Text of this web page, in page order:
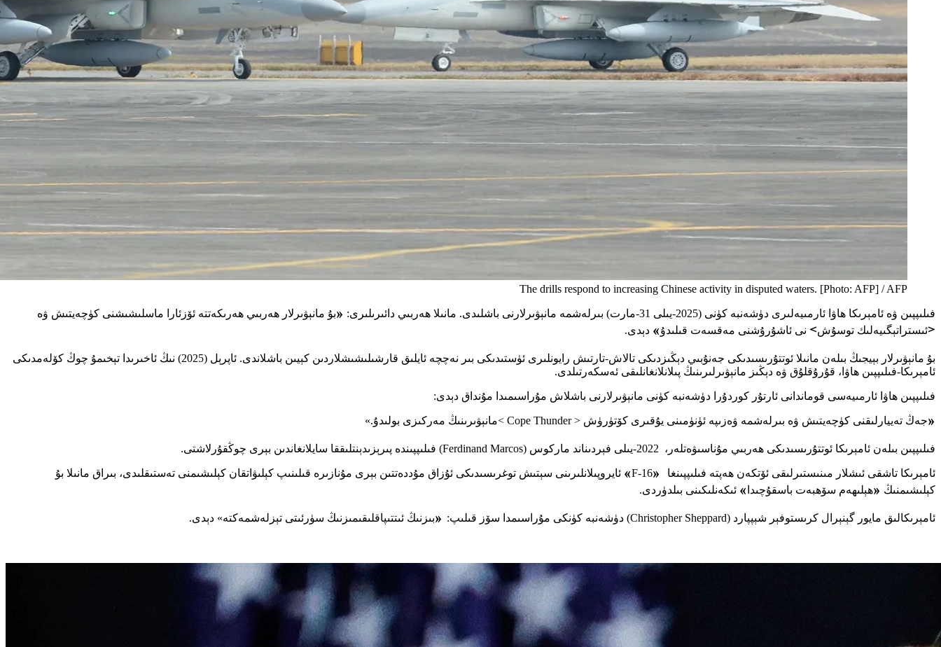
The drills respond to increasing Chinese activity in disputed waters. [Photo: AFP] / AFP
فىلىپپىن ۋە ئامېرىكا ھاۋا ئارمىيەلىرى دۈشەنبە كۈنى (2025-يىلى 31-مارت) بىرلەشمە مانېۋىرلارنى باشلىدى. مانىلا ھەربىي دائىرىلىرى: «بۇ مانېۋىرلار ھەربىي ھەرىكەتتە ئۆزئارا ماسلىشىشنى كۈچەيتىش ۋە
<ئىستراتېگىيەلىك توسۇش> نى ئاشۇرۇشنى مەقسەت قىلىدۇ» دېدى.
بۇ مانېۋىرلار بېيجىڭ بىلەن مانىلا ئوتتۇرىسىدىكى جەنۇبىي دېڭىزدىكى تالاش-تارتىش رايونلىرى ئۈستىدىكى بىر نەچچە ئايلىق قارشىلىشىشلاردىن كېيىن باشلاندى. ئاپرېل (2025) نىڭ ئاخىرىدا تېخىمۇ چوڭ كۆلەمدىكى
ئامېرىكا-فىلىپپىن ھاۋا، قۇرۇقلۇق ۋە دېڭىز مانېۋىرلىرىنىڭ پىلانلانغانلىقى ئەسكەرتىلدى.
فىلىپپىن ھاۋا ئارمىيەسى قوماندانى ئارتۇر كوردۇرا دۈشەنبە كۈنى مانېۋىرلارنى باشلاش مۇراسىمىدا مۇنداق دېدى:
«جەڭ تەييارلىقنى كۈچەيتىش ۋە بىرلەشمە ۋەزىپە ئۈنۈمىنى يۇقىرى كۆتۈرۈش < Cope Thunder >مانېۋىرىنىڭ مەركىزى بولىدۇ.»
فىلىپپىن بىلەن ئامېرىكا ئوتتۇرىسىدىكى ھەربىي مۇناسىۋەتلەر، 2022-يىلى فېردىناند ماركوس (Ferdinand Marcos) فىلىپپىندە پىرېزىدېنتلىققا سايلانغاندىن بېرى چوڭقۇرلاشتى.
ئامېرىكا تاشقى ئىشلار مىنىستىرلىقى ئۆتكەن ھەپتە فىلىپپىنغا «
F-16
» ئايروپىلانلىرىنى سېتىش توغرىسىدىكى ئۇزاق مۇددەتتىن بېرى مۇنازىرە قىلىنىپ كېلىۋاتقان كېلىشىمنى تەستىقلىدى، بىراق مانىلا بۇ
كېلىشىمنىڭ «ھېلىھەم سۆھبەت باسقۇچىدا » ئىكەنلىكىنى بىلدۈردى.
ئامېرىكالىق مايور گېنېرال كرىستوفېر شېپپارد (Christopher Sheppard) دۈشەنبە كۈنكى مۇراسىمدا سۆز قىلىپ: «بىزنىڭ ئىتتىپاقلىقىمىزنىڭ سۈرئىتى تېزلەشمەكتە» دېدى.